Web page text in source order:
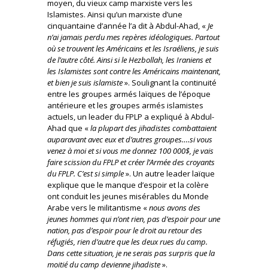
moyen, du vieux camp marxiste vers les
Islamistes. Ainsi qu’un marxiste d’une
cinquantaine d’année l’a dit à Abdul-Ahad, «Je
n’ai jamais perdu mes repères idéologiques. Partout
où se trouvent les Américains et les Israéliens, je suis
de l’autre côté. Ainsi si le Hezbollah, les Iraniens et
les Islamistes sont contre les Américains maintenant,
et bien je suis islamiste». Soulignant la continuité
entre les groupes armés laïques de l’époque
antérieure et les groupes armés islamistes
actuels, un leader du FPLP a expliqué à Abdul-
Ahad que «la plupart des jihadistes combattaient
auparavant avec eux et d’autres groupes….si vous
venez à moi et si vous me donnez 100 000$, je vais
faire scission du FPLP et créer l’Armée des croyants
du FPLP. C’est si simple». Un autre leader laïque
explique que le manque d’espoir et la colère
ont conduit les jeunes misérables du Monde
Arabe vers le militantisme «nous avons des
jeunes hommes qui n’ont rien, pas d’espoir pour une
nation, pas d’espoir pour le droit au retour des
réfugiés, rien d’autre que les deux rues du camp.
Dans cette situation, je ne serais pas surpris que la
moitié du camp devienne jihadiste».